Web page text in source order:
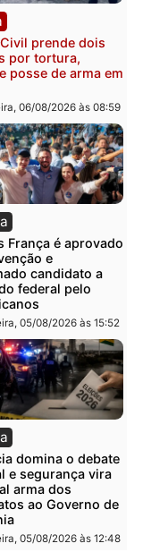
é encontrado
dos Cravos e
pela
feira, 06/08/2026 às
suspeitos ligados a
criminosa são
por receptação e
de veículos
Velho
feira, 06/08/2026 às
Civil prende dois
por tortura,
e posse de arma
feira, 06/08/2026 às